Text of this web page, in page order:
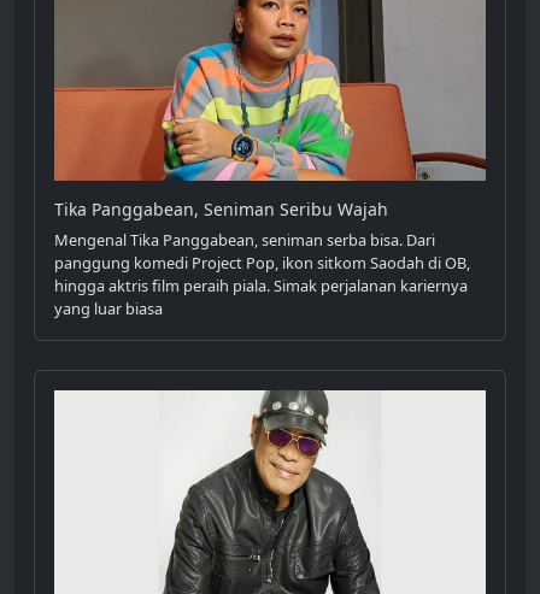
Tika Panggabean, Seniman Seribu Wajah
Mengenal Tika Panggabean, seniman serba bisa. Dari
panggung komedi Project Pop, ikon sitkom Saodah di OB,
hingga aktris film peraih piala. Simak perjalanan kariernya
yang luar biasa